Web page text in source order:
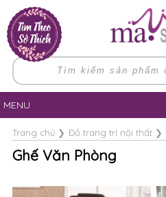
MENU
Trang chủ❯ Đồ trang trí nội thất❯
Ghế Văn Phòng